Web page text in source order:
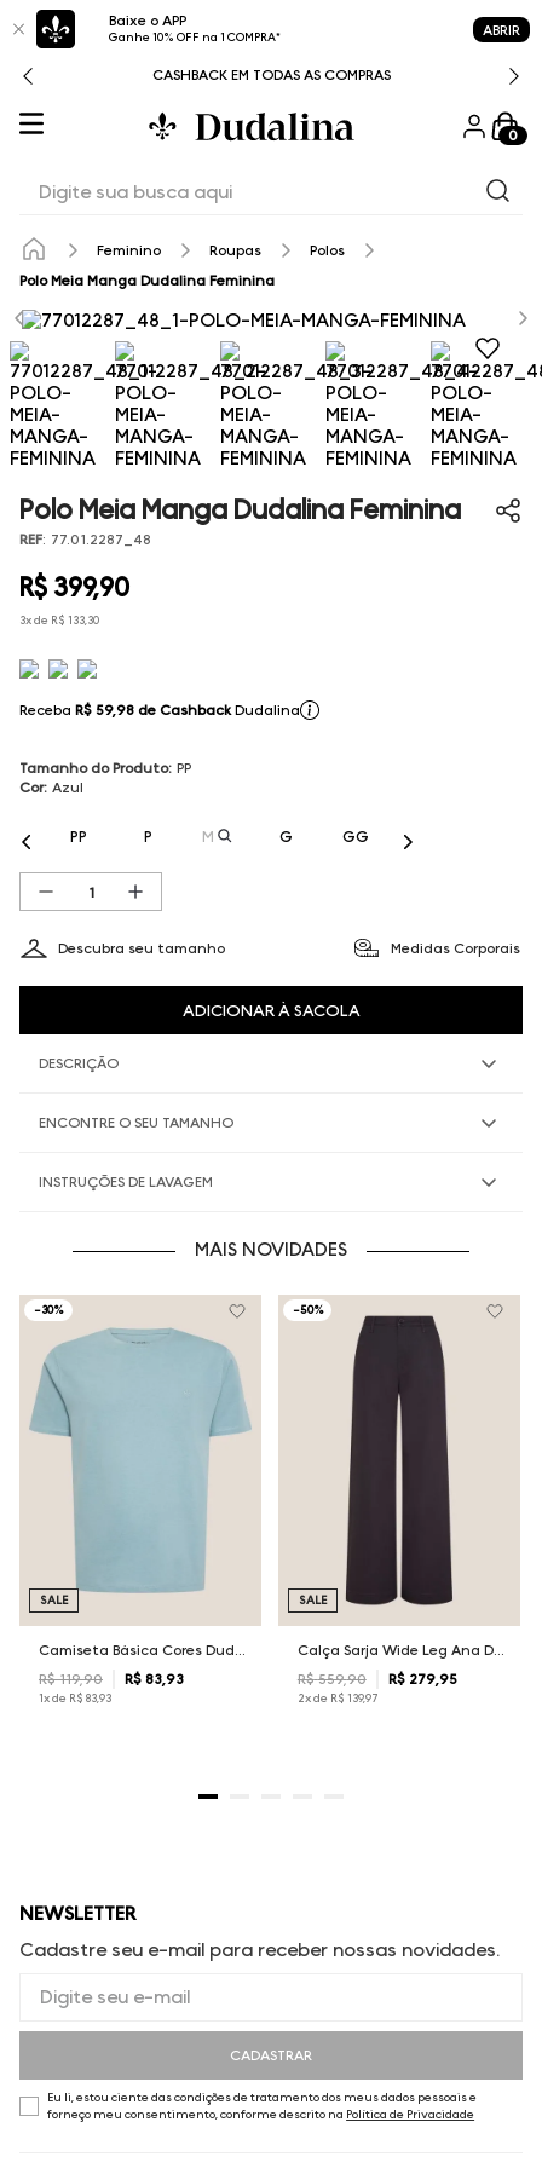
Baixe o APP
Ganhe 10% OFF na 1 COMPRA* ABRIR
CASHBACK EM TODAS AS COMPRAS
0
Feminino Roupas
Polos
Polo Meia Manga Dudalina Feminina
Polo Meia Manga Dudalina Feminina
REF: 77.01.2287_48
R$ 399,90
3x de R$ 133,30
Receba R$ 59,98 de Cashback Dudalina
Tamanho do Produto: PP
Cor: Azul
PP P M G GG
Descubra seu tamanho Medidas Corporais
ADICIONAR À SACOLA
DESCRIÇÃO
ENCONTRE O SEU TAMANHO
INSTRUÇÕES DE LAVAGEM
MAIS NOVIDADES
-30%
R$ 119,90 R$ 83, 93
1x de R$ 83,93
SALE
-50%
Calça Sarja Wide Leg Ana Dudalina Feminina
R$ 559,90 R$ 279, 95
2x de R$ 139,97
SALE
NEWSLETTER
Cadastre seu e-mail para receber nossas novidades.
CADASTRAR
Eu li, estou ciente das condições de tratamento dos meus dados pessoais e
forneço meu consentimento, conforme descrito na Política de Privacidade